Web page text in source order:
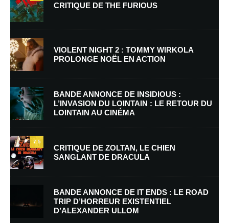
Nom*
E-mail* Site web
Enregistrer mon nom, mon e-mail et mon site dans le navigateur pour
mon prochain commentaire.
Prévenez-moi de tous les nouveaux commentaires par e-mail.
CRITIQUE DE THE FURIOUS
VIOLENT NIGHT 2 : TOMMY WIRKOLA
PROLONGE NOËL EN ACTION
BANDE ANNONCE DE INSIDIOUS :
L’INVASION DU LOINTAIN : LE RETOUR DU
LOINTAIN AU CINÉMA
7.5
CRITIQUE DE ZOLTAN, LE CHIEN
SANGLANT DE DRACULA
BANDE ANNONCE DE IT ENDS : LE ROAD
TRIP D’HORREUR EXISTENTIEL
D’ALEXANDER ULLOM